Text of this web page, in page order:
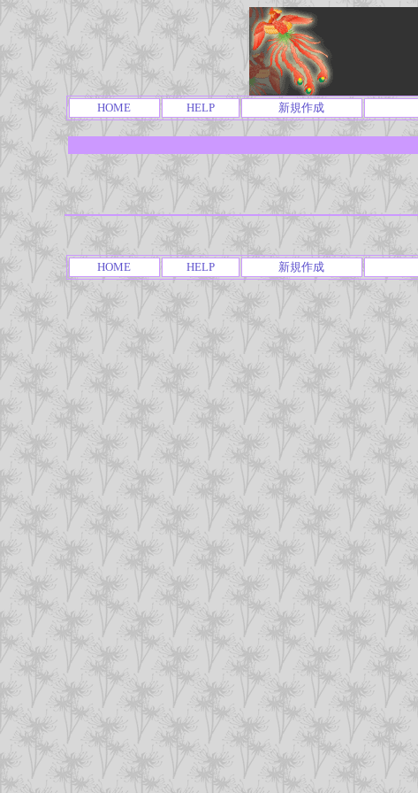
HOME HELP 新規作成
HOME HELP 新規作成